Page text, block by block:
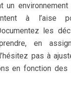
un
à l’aise
les
en
pas à
en fonction